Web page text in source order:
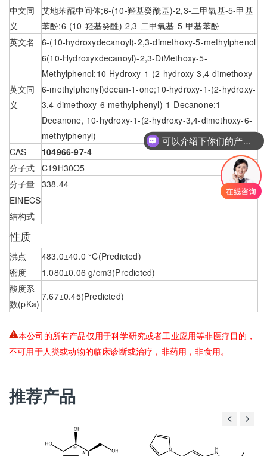
中文同
义
艾地苯醌中间体;6-(10-羟基癸酰基)-2,3-二甲氧基-5-甲基
苯酚;6-(10-羟基癸酰)-2,3-二甲氧基-5-甲基苯酚
英文名
6-(10-hydroxydecanoyl)-2,3-dimethoxy-5-methylphenol
英文同
义
6(10-Hydroxyxdecanoyl)-2,3-DiMethoxy-5-
Methylphenol;10-Hydroxy-1-(2-hydroxy-3,4-dimethoxy-
6-methylphenyl)decan-1-one;10-hydroxy-1-(2-hydroxy-
3,4-dimethoxy-6-methylphenyl)-1-Decanone;1-
Decanone, 10-hydroxy-1-(2-hydroxy-3,4-dimethoxy-6-
methylphenyl)-
CAS
104966-97-4
分子式 C19H30O5
分子量 338.44
EINECS
结构式
性质
沸点
483.0±40.0 °C(Predicted)
密度
1.080±0.06 g/cm3(Predicted)
酸度系
数(pKa)
7.67±0.45(Predicted)
本公司的所有产品仅用于科学研究或者工业应用等非医疗目的，
不可用于人类或动物的临床诊断或治疗，非药用，非食用。
推荐产品
可以介绍下你们的产品么